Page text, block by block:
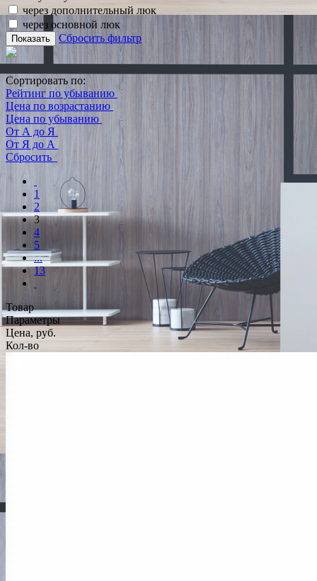
через дополнительный люк
через основной люк
Показать Сбросить фильтр
Сортировать по:
Рейтинг по убыванию
Цена по возрастанию
Цена по убыванию
От А до Я
От Я до А
Сбросить
1
2
3
4
5
...
13
Товар
Параметры
Цена, руб.
Кол-во